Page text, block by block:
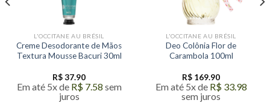
L'OCCITANE AU BRÉSIL
Creme Desodorante de Mãos
Textura Mousse Bacuri 30ml
R$37.90
Em até 5x de R$7.58 sem
juros
L'OCCITANE AU BRÉSIL
Deo Colônia Flor de
Carambola 100ml
R$ 169.90
Em até 5x de R$33.98
sem juros